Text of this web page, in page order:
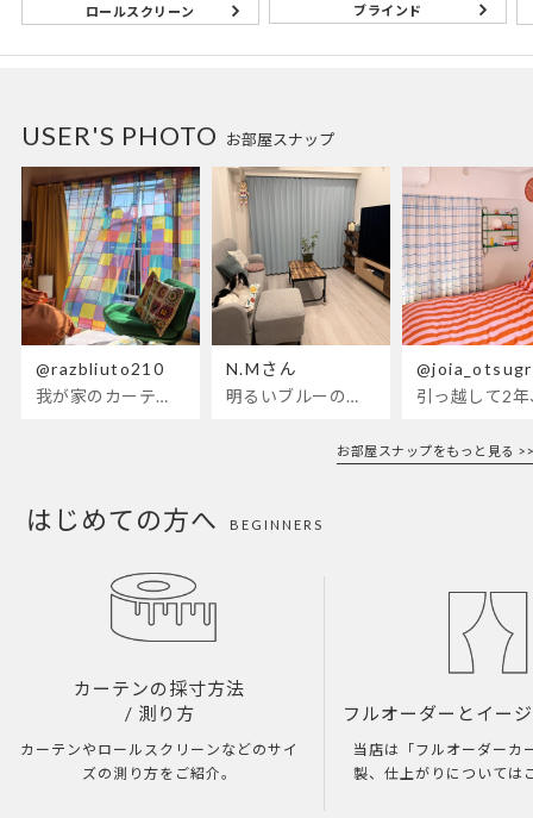
ロールスクリーン ブラインド
お部屋スナップ
USER'S PHOTO
@razbliuto210
我が家のカーテンが新しくなりました🌼早起きが超絶苦手な
N.Mさん
明るいブルーのカーテンで、部屋全体
引っ越して2
お部屋スナップをもっと見る >>
はじめての方へ BEGINNERS
カーテンの採寸方法
/ 測り方
カーテンやロールスクリーンなどのサイ
ズの測り方をご紹介。
フルオーダーとイー
当店は「フルオーダーカ
製、仕上がりについては